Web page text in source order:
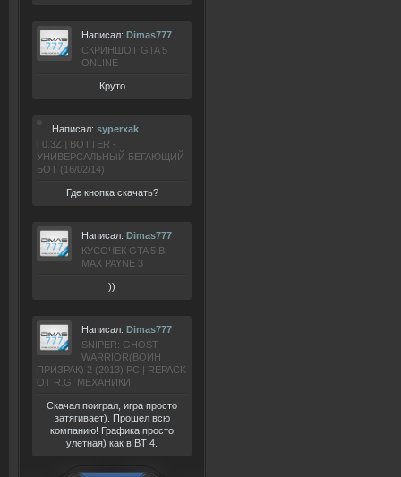
Написал: Dimas777
СКРИНШОТ GTA 5
ONLINE
Круто
Написал: syperxak
[ 0.3Z ] BOTTER -
УНИВЕРСАЛЬНЫЙ БЕГАЮЩИЙ
БОТ (16/02/14)
Где кнопка скачать?
Написал: Dimas777
КУСОЧЕК GTA 5 В
MAX PAYNE 3
))
Написал: Dimas777
SNIPER: GHOST
WARRIOR(ВОИН
ПРИЗРАК) 2 (2013) РС | REPACK
ОТ R.G. МЕХАНИКИ
Скачал,поиграл, игра просто
затягивает). Прошел всю
компанию! Графика просто
улетная) как в BT 4.